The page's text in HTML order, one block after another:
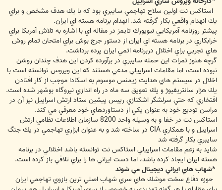
استاكس نت اولين سلاح تهاجمي سايبري بود كه با يك هدف مشخص و براي
يك انهدام واقعي بكار گرفته شد. انهدام برنامه هسته اي ايران.
پيشتر روزنامه آمريكايي نيويورك تايمز در مقاله اي با اشاره به تلاش آمريكا براي
خرابكاري در برنامه هسته اي ايران از دستور جرج بوش براي امتحان تمام روش
هاي تجربي براي اختلال دربرنامه اتمي ايران پرده برداشت.
گرچه هنوز ثمرات اين حمله سايبري در برآورده كردن اين هدف چندان روشن
نبوده است، اما مقامات اسراييلي مدعي هستند كه اين ويروس توانسته است با
اخلال در سيستم هاي هدايت زيمنس موسوم به اسكادا موجب از كار افتادن
يك هزار سانتريفيوژ و يك تعويق سه ماه در راه اندازي نيروگاه بوشهر شده است.
افتخاري كه حتي سرلشگر اشكنازي رييس پيشين ستاد ارتش اسراييل نيز آن در
مراسن توديع خود به عنوان يكي از دستاوردهاي خود معرفي مي كند.
استاكس نت در خفا و به وسيله واحد 8200 سازمان اطلاعات نظامي ارتش
اسراييل و با همكاري CIA در ساخته شد و به عنوان ابزاري تهاجمي در يك جنگ
سايبري بكار گرفته شد
شايد به زعم مقامات اسراييلي استاكس نت توانسته باشد اختلالي در برنامه
هسته ايران ايجاد كرده باشد، اما دست ايراني ها را براي تلافي باز كرده است.
*شهاب هاي ايراني ديجيتال مي شوند
حوزه دفاع سخت موشك هاي سري شهاب اصلي ترين بازوي تهاجمي ايران